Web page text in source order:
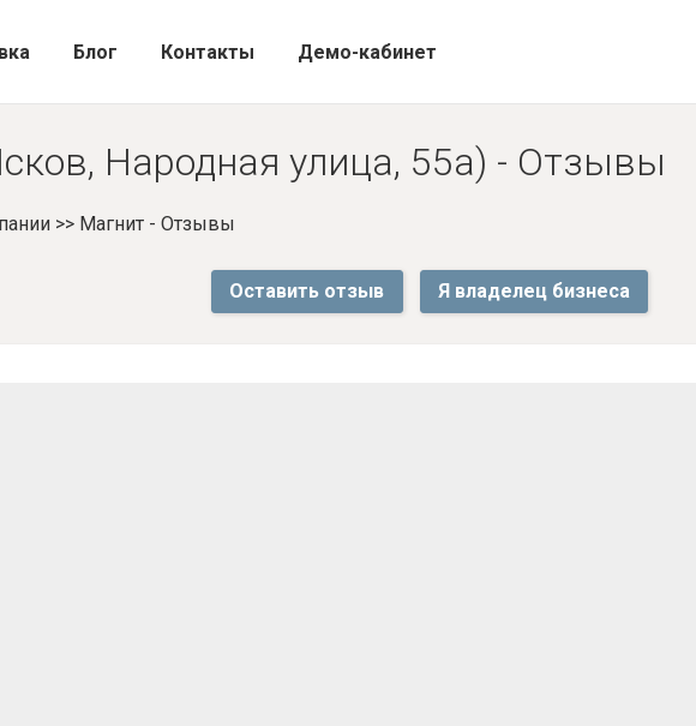
Блог Контакты Демо-кабинет
Народная улица, 55а) - Отзывы
>> Магнит - Отзывы
Оставить отзыв Я владелец бизнеса